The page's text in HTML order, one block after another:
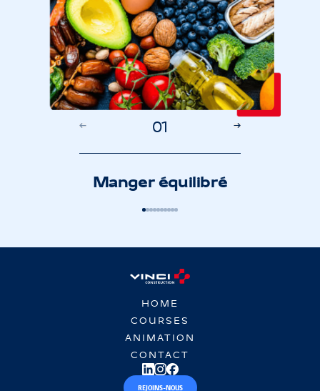
01
Manger équilibré
HOME
COURSES
ANIMATION
CONTACT
REJOINS-NOUS